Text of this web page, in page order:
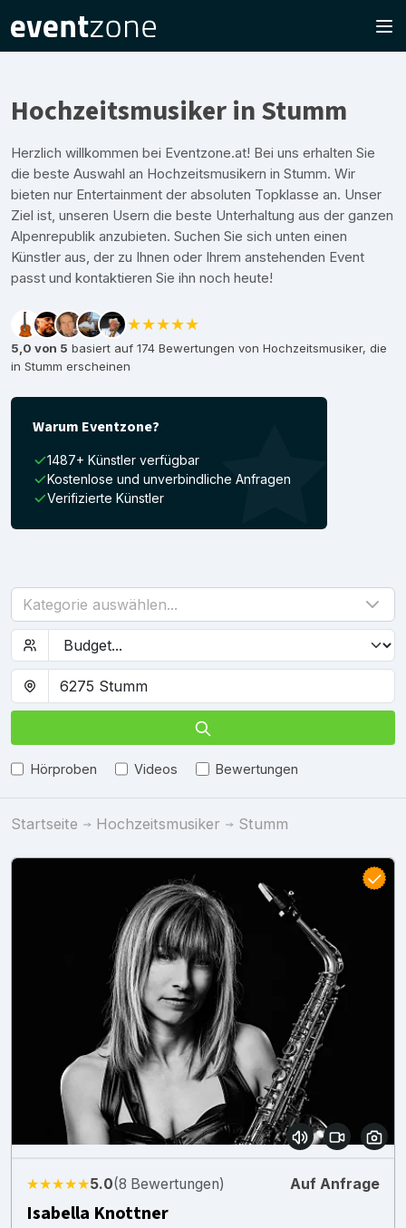
Hochzeitsmusiker in Stumm
Herzlich willkommen bei Eventzone.at! Bei uns erhalten Sie
die beste Auswahl an Hochzeitsmusikern in Stumm. Wir
bieten nur Entertainment der absoluten Topklasse an. Unser
Ziel ist, unseren Usern die beste Unterhaltung aus der ganzen
Alpenrepublik anzubieten. Suchen Sie sich unten einen
Künstler aus, der zu Ihnen oder Ihrem anstehenden Event
passt und kontaktieren Sie ihn noch heute!
★★★★★
5,0 von 5 basiert auf 174 Bewertungen von Hochzeitsmusiker, die
in Stumm erscheinen
Warum Eventzone?
1487+ Künstler verfügbar
Kostenlose und unverbindliche Anfragen
Verifizierte Künstler
Kategorie auswählen...
Hörproben Videos Bewertungen
Startseite Hochzeitsmusiker Stumm
★★★★★5.0(8 Bewertungen) Auf Anfrage
Isabella Knottner